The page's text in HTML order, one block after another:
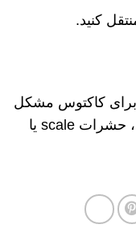
کنید.
کاکتوس مشکل
ساز شوند ، از جمله شپشک آرد آلود ، حشرات scale یا